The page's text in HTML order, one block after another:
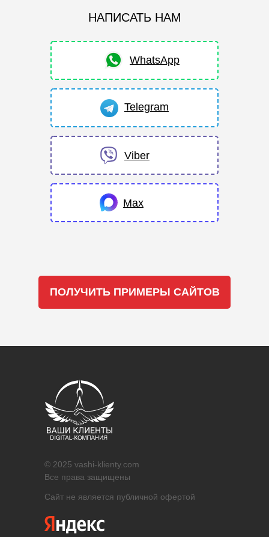
WhatsApp
Telegram
Max
НАПИСАТЬ НАМ
Viber
ПОЛУЧИТЬ ПРИМЕРЫ САЙТОВ
Сайт не является публичной офертой
© 2025 vashi-klienty.com
Все права защищены